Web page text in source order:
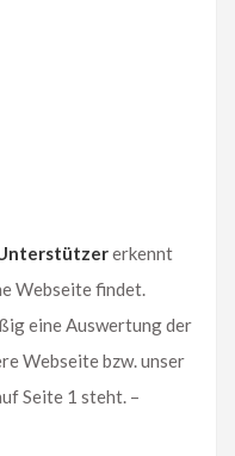
erkennt
Webseite findet.
eine Auswertung der
Webseite bzw. unser
Seite 1 steht. –